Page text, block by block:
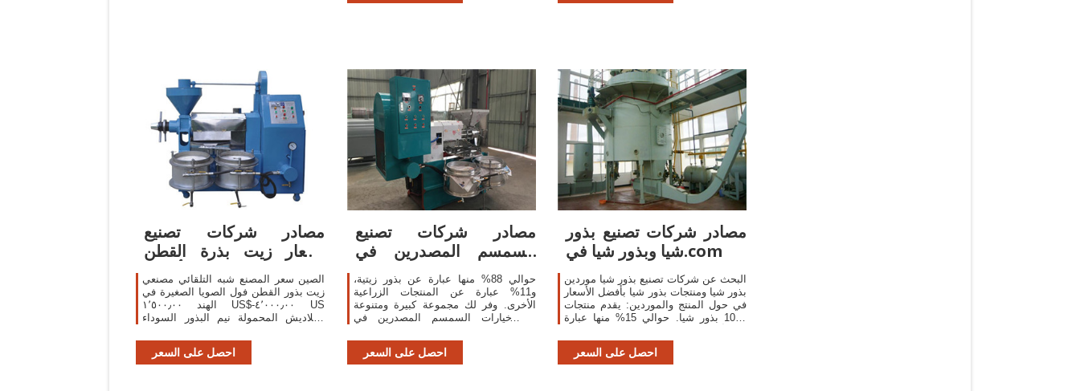
مصادر شركات تصنيع
أسعار زيت بذرة القطن
وأسعار
الصين سعر المصنع شبه التلقائي مصنعي
زيت بذور القطن فول الصويا الصغيرة في
الهند ١٬٥٠٠٫٠٠ US$-٤٬٠٠٠٫٠٠ US
بنغلاديش المحمولة نيم البذور السوداء
آلة
احصل على السعر
مصادر شركات تصنيع
السمسم المصدرين في
السودان
حوالي 88% منها عبارة عن بذور زيتية،
و11% عبارة عن المنتجات الزراعية
الأخرى. وفر لك مجموعة كبيرة ومتنوعة
من خيارات السمسم المصدرين في
والكائنات المعدلة وراثيا.
احصل على السعر
مصادر شركات تصنيع بذور
شيا وبذور شيا في.com
البحث عن شركات تصنيع بذور شيا موردين
بذور شيا ومنتجات بذور شيا بأفضل الأسعار
في حول المنتج والموردين: يقدم منتجات
1034 بذور شيا. حوالي 15% منها عبارة
بذور زيتية، و14% عبارة عن
احصل على السعر